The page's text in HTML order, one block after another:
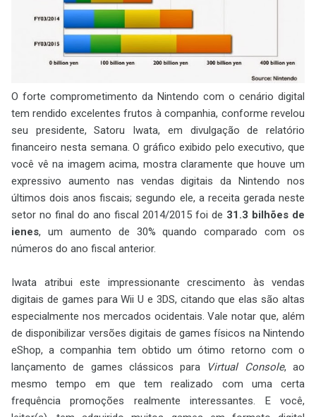
O forte comprometimento da Nintendo com o cenário digital
tem rendido excelentes frutos à companhia, conforme revelou
seu presidente, Satoru Iwata, em divulgação de relatório
financeiro nesta semana. O gráfico exibido pelo executivo, que
você vê na imagem acima, mostra claramente que houve um
expressivo aumento nas vendas digitais da Nintendo nos
últimos dois anos fiscais; segundo ele, a receita gerada neste
setor no final do ano fiscal 2014/2015 foi de 31.3 bilhões de
ienes, um aumento de 30% quando comparado com os
números do ano fiscal anterior.
Iwata atribui este impressionante crescimento às vendas
digitais de games para Wii U e 3DS, citando que elas são altas
especialmente nos mercados ocidentais. Vale notar que, além
de disponibilizar versões digitais de games físicos na Nintendo
eShop, a companhia tem obtido um ótimo retorno com o
lançamento de games clássicos para
Virtual Console, ao
mesmo tempo em que tem realizado com uma certa
frequência promoções realmente interessantes. E você,